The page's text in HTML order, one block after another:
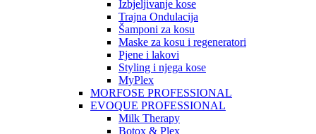
Izbjeljivanje kose
Trajna Ondulacija
Šamponi za kosu
Maske za kosu i regeneratori
Pjene i lakovi
Styling i njega kose
MyPlex
MORFOSE PROFESSIONAL
EVOQUE PROFESSIONAL
Milk Therapy
Botox & Plex